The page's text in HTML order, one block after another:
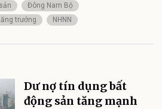
Đông Nam Bộ
trưởng NHNN
Dư nợ tín dụng bất
động sản tăng mạnh